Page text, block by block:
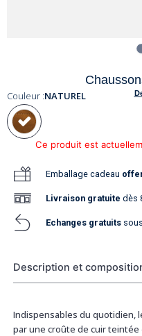
Couleur :NATUREL
Ce produit est
Emballage cadeau
Livraison gratuite dès
Echanges gratuits
Description et
Indispensables du quotidien,
par une croûte de cuir teintée